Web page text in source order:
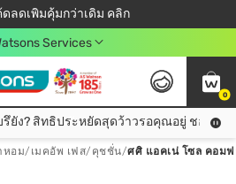
ดลดเพิ่มคุ้มกว่าเดิม คลิก
ครั้งแรก ลดเพิ่มจุก ๆ 10%! 🎉
งฟรี! เมื่อชอป 499฿
กวัตสัน คลับดียังไง?
Services
0
มีบัตรสมาชิกวัตสัน คลับรึยัง? สิทธิประหยัดสุดว้าวรอคุณอยู่ ชอปคุ้มกว่าเดิม คลิก!
ยัง? สิทธิประหยัดสุดว้าวรอคุณอยู่ ชอปคุ้มก
หอม/ เมคอัพ เฟส/ คุชชั่น/ศศิ แอคเน่ โซล คอม